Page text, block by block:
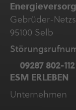
Gebrüder-
95100 Selb
09287 802-112
ESM ERLEBEN
Unter­neh­men